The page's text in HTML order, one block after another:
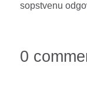
sopstvenu
0